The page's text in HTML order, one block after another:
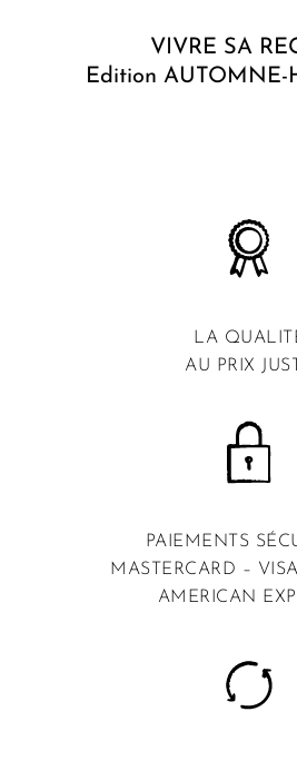
VIVRE SA
Edition AUTOMNE-
LA
AU PRIX
PAIEMENTS
MASTERCARD –
AMERICAN